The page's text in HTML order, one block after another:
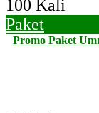
100 Kali
Paket
Promo Paket